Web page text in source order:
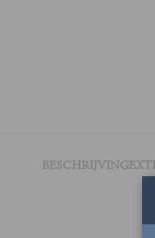
BESCHRIJVING